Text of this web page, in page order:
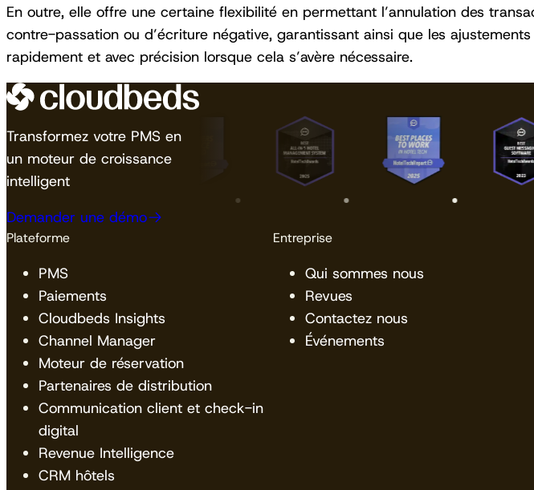
En outre, elle offre une certaine flexibilité en permettant l’annulation des
contre-passation ou d’écriture négative, garantissant ainsi que les
rapidement et avec précision lorsque cela s’avère nécessaire.
Transformez votre PMS en
un moteur de croissance
intelligent
Demander une démo
Plateforme
PMS
Paiements
Cloudbeds Insights
Channel Manager
Moteur de réservation
Partenaires de distribution
Communication client et check-in
digital
Revenue Intelligence
CRM hôtels
Entreprise
Qui sommes nous
Revues
Contactez nous
Événements